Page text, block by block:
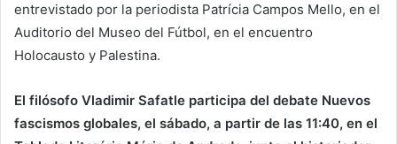
entrevistado por la periodista Patrícia Campos Mello, en el
Auditorio del Museo del Fútbol, ​​en el encuentro
Holocausto y Palestina.
El filósofo Vladimir Safatle participa del debate Nuevos
fascismos globales, el sábado, a partir de las 11:40, en el